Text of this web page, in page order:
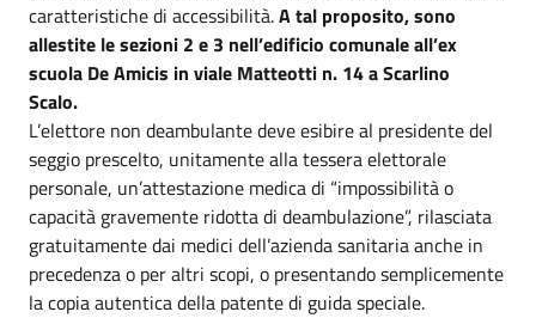
caratteristiche di accessibilità.A tal proposito, sono
allestite le sezioni 2 e 3 nell’edificio comunale all’ex
scuola De Amicis in viale Matteotti n. 14 a Scarlino
Scalo.
L’elettore non deambulante deve esibire al presidente del
seggio prescelto, unitamente alla tessera elettorale
personale, un’attestazione medica di “impossibilità o
capacità gravemente ridotta di deambulazione”, rilasciata
gratuitamente dai medici dell’azienda sanitaria anche in
precedenza o per altri scopi, o presentando semplicemente
la copia autentica della patente di guida speciale.